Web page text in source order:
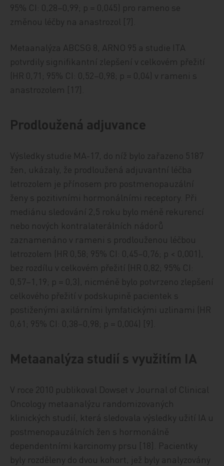
95% CI: 0,28–0,99; p = 0,045) pro rameno se
změnou léčby na anastrozol [7].
Metaanalýza ABCSG 8, ARNO 95 a studie ITA
potvrdily signifikantní zlepšení v celkovém přežití
(HR 0,71; 95% CI: 0,52–0,98; p = 0,04) v rameni s
anastrozolem [17].
Prodloužená adjuvance
Výsledky studie MA-17, do níž bylo zařazeno 5187
žen, ukázaly, že prodloužená adjuvantní léčba
letrozolem je přínosem pro postmenopauzální
ženy s pozitivními hormonálními receptory. Při
mediánu sledování 2,5 roku bylo méně rekurencí
nebo nových kontralaterálních nádorů
zaznamenáno v rameni s prodlouženou léčbou
letrozolem (HR 0,58; 95% CI: 0,45–0,76; p < 0,001),
bez rozdílu v celkovém přežití (HR 0,82; 95% CI:
0,57–1,19; p = 0,3), nicméně bylo potvrzeno zlepšení
celkového přežití v podskupině pacientek s
postiženými axilárními lymfatickými uzlinami (HR
0,61; 95% CI: 0,38–0,98; p = 0,004) [9].
Metaanalýza studií s využitím IA
V roce 2010 publikoval Dowset v Journal of Clinical
Oncology metaanalýzu randomizovaných
klinických studií, která sledovala výsledky užití IA u
postmenopauzálních žen s hormonálně
dependentními karcinomy prsu [18]. Pacientky
byly rozděleny do dvou kohort, jež byly analyzovány